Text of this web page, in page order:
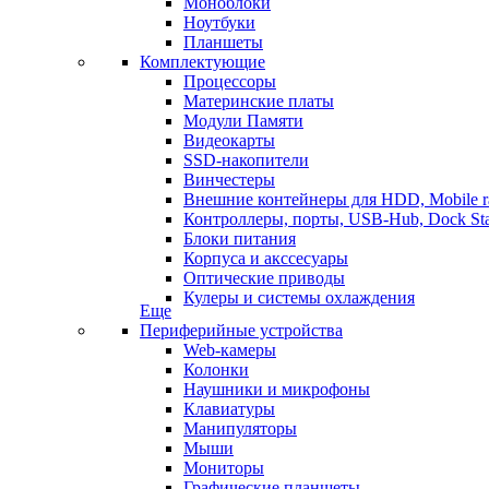
Ноутбуки
Планшеты
Комплектующие
Процессоры
Материнские платы
Модули Памяти
Видеокарты
SSD-накопители
Винчестеры
Внешние контейнеры для HDD, Mobile
Контроллеры, порты, USB-Hub, Dock
Блоки питания
Корпуса и акссесуары
Оптические приводы
Кулеры и системы охлаждения
Еще
Периферийные устройства
Web-камеры
Колонки
Наушники и микрофоны
Клавиатуры
Манипуляторы
Мыши
Мониторы